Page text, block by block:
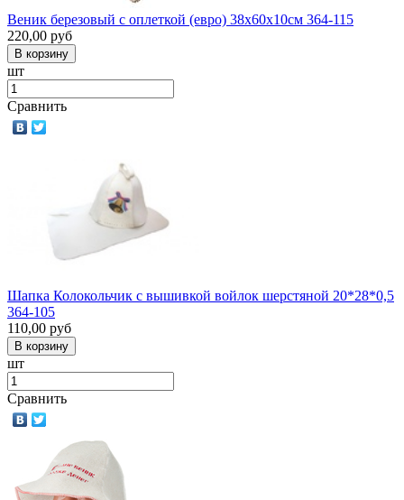
Веник березовый с оплеткой (евро) 38х60х10см 364-115
220,00 руб
шт
Сравнить
Шапка Колокольчик с вышивкой войлок шерстяной 20*28*0,5
364-105
110,00 руб
шт
Сравнить